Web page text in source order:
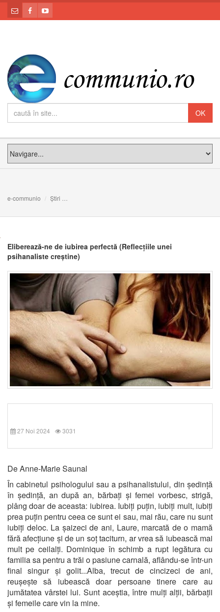
e-communio Știri
Eliberează-ne de iubirea perfectă (Reflecțiile unei
psihanaliste creștine)
27 Noi 2024 3031
De Anne-Marie Saunal
În cabinetul psihologului sau a psihanalistului, din ședință
în ședință, an după an, bărbați și femei vorbesc, strigă,
plâng doar de aceasta: iubirea. Iubiți puțin, iubiți mult, iubiți
prea puțin pentru ceea ce sunt ei sau, mai rău, care nu sunt
iubiți deloc. La șaizeci de ani, Laure, marcată de o mamă
fără afecțiune și de un soț taciturn, ar vrea să iubească mai
mult pe ceilalți. Dominique în schimb a rupt legătura cu
familia sa pentru a trăi o pasiune carnală, aflându-se într-un
final singur și golit...Alba, trecut de cincizeci de ani,
reușește să iubească doar persoane tinere care au
jumătatea vârstei lui. Sunt aceștia, între mulți alții, bărbații
și femeile care vin la mine.